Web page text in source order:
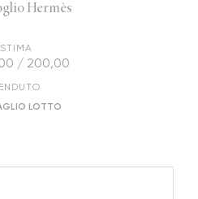
Hermès
STIMA
/ 200,00
LOTTO